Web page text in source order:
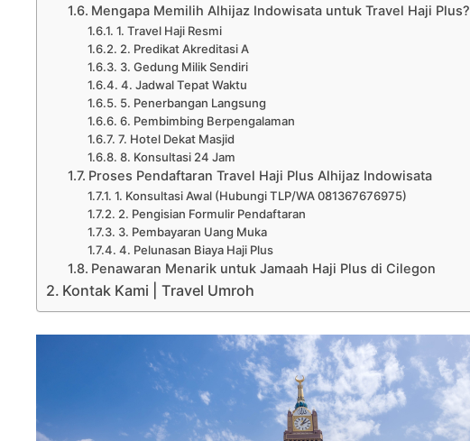
Mengapa Memilih Alhijaz Indowisata untuk Travel Haji Plus?
1. Travel Haji Resmi
2. Predikat Akreditasi A
3. Gedung Milik Sendiri
4. Jadwal Tepat Waktu
5. Penerbangan Langsung
6. Pembimbing Berpengalaman
7. Hotel Dekat Masjid
8. Konsultasi 24 Jam
Proses Pendaftaran Travel Haji Plus Alhijaz Indowisata
1. Konsultasi Awal (Hubungi TLP/WA 081367676975)
2. Pengisian Formulir Pendaftaran
3. Pembayaran Uang Muka
4. Pelunasan Biaya Haji Plus
Penawaran Menarik untuk Jamaah Haji Plus di Cilegon
Kontak Kami | Travel Umroh